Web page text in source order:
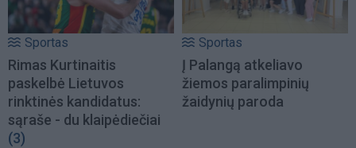
Sportas
Rimas Kurtinaitis
paskelbė Lietuvos
rinktinės kandidatus:
sąraše - du klaipėdiečiai
(3)
Sportas
Į Palangą atkeliavo
žiemos paralimpinių
žaidynių paroda